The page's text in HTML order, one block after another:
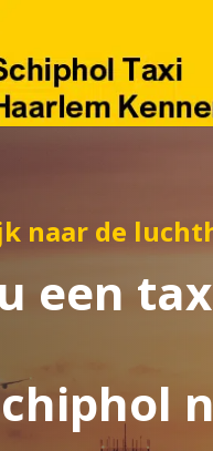
naar de
een